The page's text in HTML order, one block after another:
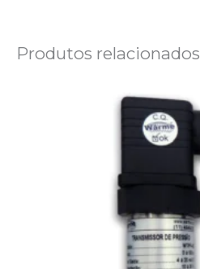
Produtos relacionados